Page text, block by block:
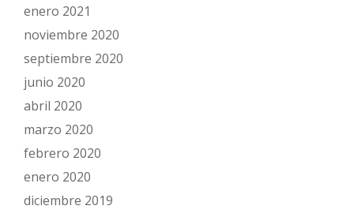
enero 2021
noviembre 2020
septiembre 2020
junio 2020
abril 2020
marzo 2020
febrero 2020
enero 2020
diciembre 2019